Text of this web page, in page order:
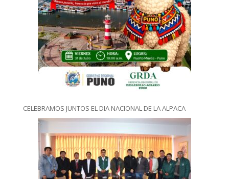
CELEBRAMOS JUNTOS EL DIA NACIONAL DE LA ALPACA